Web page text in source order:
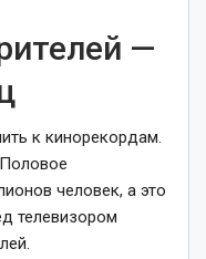
—
к кинорекордам.
человек, а это
телевизором